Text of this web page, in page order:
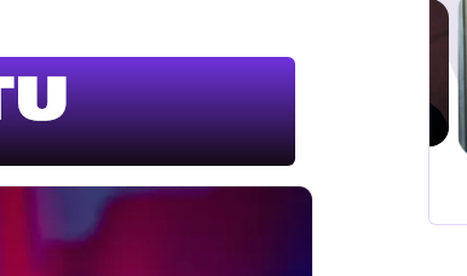
Film meseca / družinski,